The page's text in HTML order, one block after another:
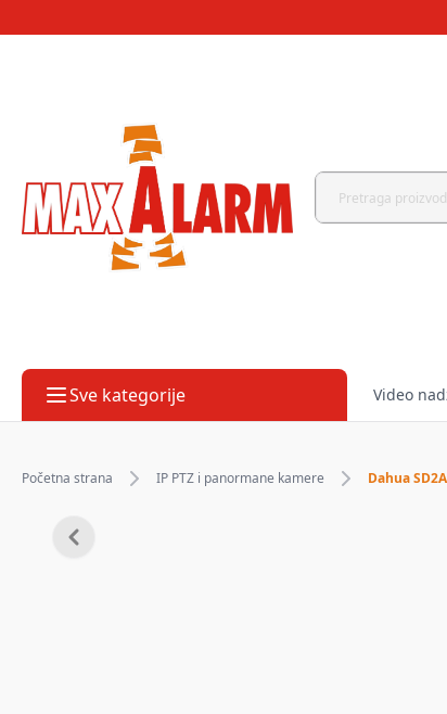
Sve kategorije Video
Početna strana IP PTZ i panormane kamere Dahua